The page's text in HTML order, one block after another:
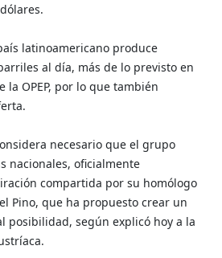
latinoamericano produce
al día, más de lo previsto en
la OPEP, por lo que también
necesario que el grupo
nacionales, oficialmente
compartida por su homólogo
Pino, que ha propuesto crear un
posibilidad, según explicó hoy a la